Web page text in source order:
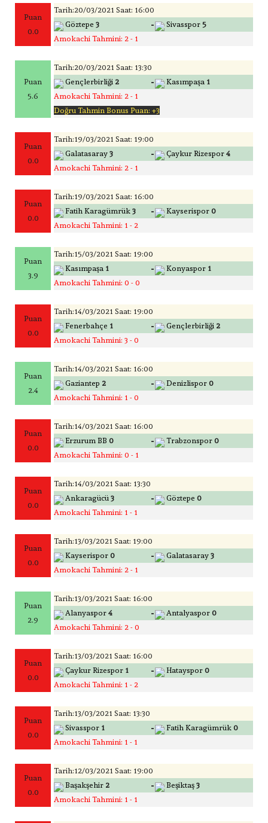
Puan
0.0
Tarih:20/03/2021 Saat: 16:00
Göztepe 3 - Sivasspor 5
Amokachi Tahmini: 2 - 1
Puan
5.6
Tarih:20/03/2021 Saat: 13:30
Gençlerbirliği 2 - Kasımpaşa 1
Amokachi Tahmini: 2 - 1
Doğru Tahmin Bonus Puan: +3
Puan
0.0
Tarih:19/03/2021 Saat: 19:00
Galatasaray 3 - Çaykur Rizespor 4
Amokachi Tahmini: 2 - 1
Puan
0.0
Tarih:19/03/2021 Saat: 16:00
Fatih Karagümrük 3 - Kayserispor 0
Amokachi Tahmini: 1 - 2
Puan
3.9
Tarih:15/03/2021 Saat: 19:00
Kasımpaşa 1 - Konyaspor 1
Amokachi Tahmini: 0 - 0
Puan
0.0
Tarih:14/03/2021 Saat: 19:00
Fenerbahçe 1 - Gençlerbirliği 2
Amokachi Tahmini: 3 - 0
Puan
2.4
Tarih:14/03/2021 Saat: 16:00
Gaziantep 2 - Denizlispor 0
Amokachi Tahmini: 1 - 0
Puan
0.0
Tarih:14/03/2021 Saat: 16:00
Erzurum BB 0 - Trabzonspor 0
Amokachi Tahmini: 0 - 1
Puan
0.0
Tarih:14/03/2021 Saat: 13:30
Ankaragücü 3 - Göztepe 0
Amokachi Tahmini: 1 - 1
Puan
0.0
Tarih:13/03/2021 Saat: 19:00
Kayserispor 0 - Galatasaray 3
Amokachi Tahmini: 2 - 1
Puan
2.9
Tarih:13/03/2021 Saat: 16:00
Alanyaspor 4 - Antalyaspor 0
Amokachi Tahmini: 2 - 0
Puan
0.0
Tarih:13/03/2021 Saat: 16:00
Çaykur Rizespor 1 - Hatayspor 0
Amokachi Tahmini: 1 - 2
Puan
0.0
Tarih:13/03/2021 Saat: 13:30
Sivasspor 1 - Fatih Karagümrük 0
Amokachi Tahmini: 1 - 1
Puan
0.0
Tarih:12/03/2021 Saat: 19:00
Başakşehir 2 - Beşiktaş 3
Amokachi Tahmini: 1 - 1